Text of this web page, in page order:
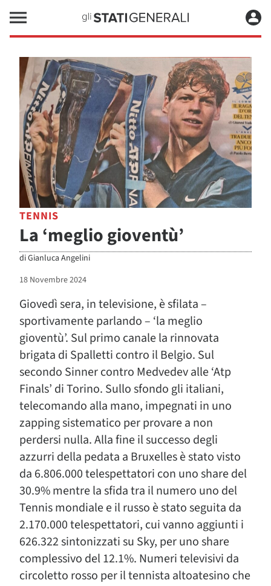
TENNIS
La ‘meglio gioventù’
diGianluca Angelini
18 Novembre 2024
Giovedì sera, in televisione, è sfilata –
sportivamente parlando – ‘la meglio
gioventù’. Sul primo canale la rinnovata
brigata di Spalletti contro il Belgio. Sul
secondo Sinner contro Medvedev alle ‘Atp
Finals’ di Torino. Sullo sfondo gli italiani,
telecomando alla mano, impegnati in uno
zapping sistematico per provare a non
perdersi nulla. Alla fine il successo degli
azzurri della pedata a Bruxelles è stato visto
da 6.806.000 telespettatori con uno share del
30.9% mentre la sfida tra il numero uno del
Tennis mondiale e il russo è stato seguita da
2.170.000 telespettatori, cui vanno aggiunti i
626.322 sintonizzati su Sky, per uno share
complessivo del 12.1%. Numeri televisivi da
circoletto rosso per il tennista altoatesino che